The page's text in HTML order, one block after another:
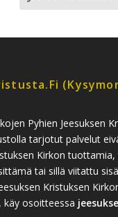
Pyhien Jeesuksen
tarjotut palvelut
Kirkon
tai sillä viitattu
Kristuksen
käy osoitteessa